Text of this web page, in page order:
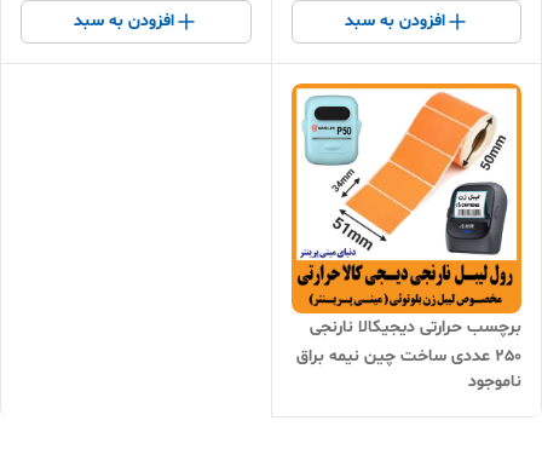
افزودن به سبد افزودن به سبد
برچسب حرارتی دیجیکالا نارنجی
250 عددی ساخت چین نیمه براق
کیفیت چاپ خوب
ناموجود